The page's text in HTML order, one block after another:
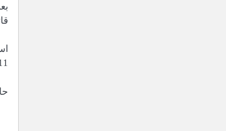
2011 میں تقریباً